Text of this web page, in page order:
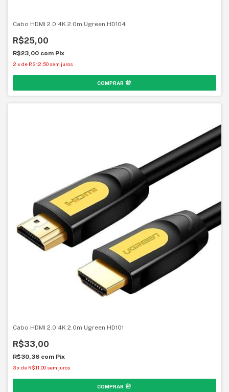
Cabo HDMI 2.0 4K 2.0m Ugreen HD104
R$25,00
R$23,00 com Pix
2 x de R$12,50 sem juros
Cabo HDMI 2.0 4K 2.0m Ugreen HD101
R$33,00
R$30,36 com Pix
3x de R$11,00 sem juros